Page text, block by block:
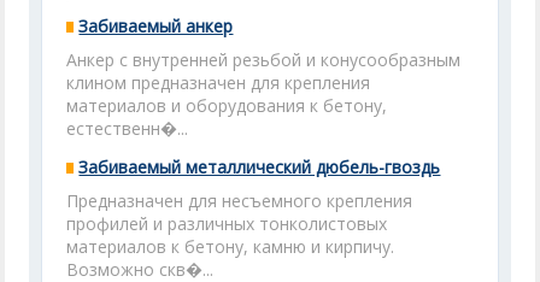
Забиваемый анкер
Анкер с внутренней резьбой и конусообразным
клином предназначен для крепления
материалов и оборудования к бетону,
естественн�...
Забиваемый металлический дюбель-гвоздь
Предназначен для несъемного крепления
профилей и различных тонколистовых
материалов к бетону, камню и кирпичу.
Возможно скв�...